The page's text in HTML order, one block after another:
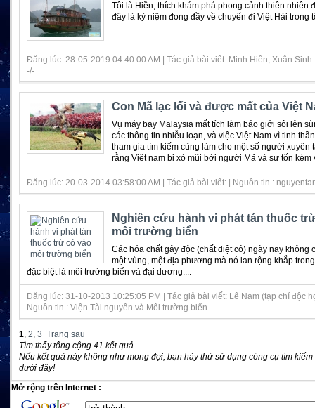
Tôi là Hiền, thích khám phá phong cảnh thiên nhiên
đây là kỷ niệm đong đầy về chuyến đi Việt Hải trong
Đăng lúc: 28-05-2019 04:40:00 AM | Tác giả bài viết: Minh Hiền, Xuân Sinh
-/-
Con Mã lạc lối và được mất của Việt
Vụ máy bay Malaysia mất tích làm báo giới sôi lên
các thông tin nhiễu loạn, và việc Việt Nam vì tinh
tham gia tìm kiếm cũng làm cho một số người xuyên
rằng Việt nam bị xỏ mũi bởi người Mã và sự tốn kém
Đăng lúc: 20-03-2014 03:58:00 AM | Tác giả bài viết: | Nguồn tin :
Nghiên cứu hành vi phát tán thuốc
môi trường biển
Các hóa chất gây độc (chất diệt cỏ) ngày nay không
một vùng, một địa phương mà nó lan rộng khắp
đặc biệt là môi trường biển và đại dương....
Đăng lúc: 31-10-2013 10:25:05 PM | Tác giả bài viết: Lê Nam (tạp chí độc
Nguồn tin : Viện Tài nguyên và Môi trường biển
1 2 3 Trang sau
Tìm thấy tổng cộng 41 kết quả
Nếu kết quả này không như mong đợi, bạn hãy thử sử dụng công cụ tìm
dưới đây!
Mở rộng trên Internet :